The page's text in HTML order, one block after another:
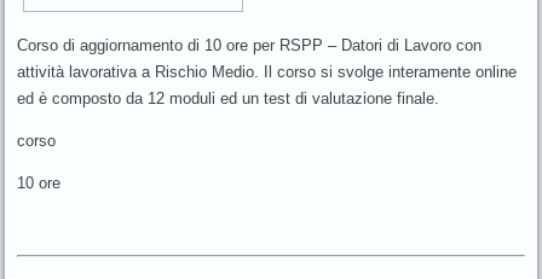
Corso di aggiornamento di 10 ore per RSPP – Datori di Lavoro con
attività lavorativa a Rischio Medio. Il corso si svolge interamente online
ed è composto da 12 moduli ed un test di valutazione finale.
corso
10 ore